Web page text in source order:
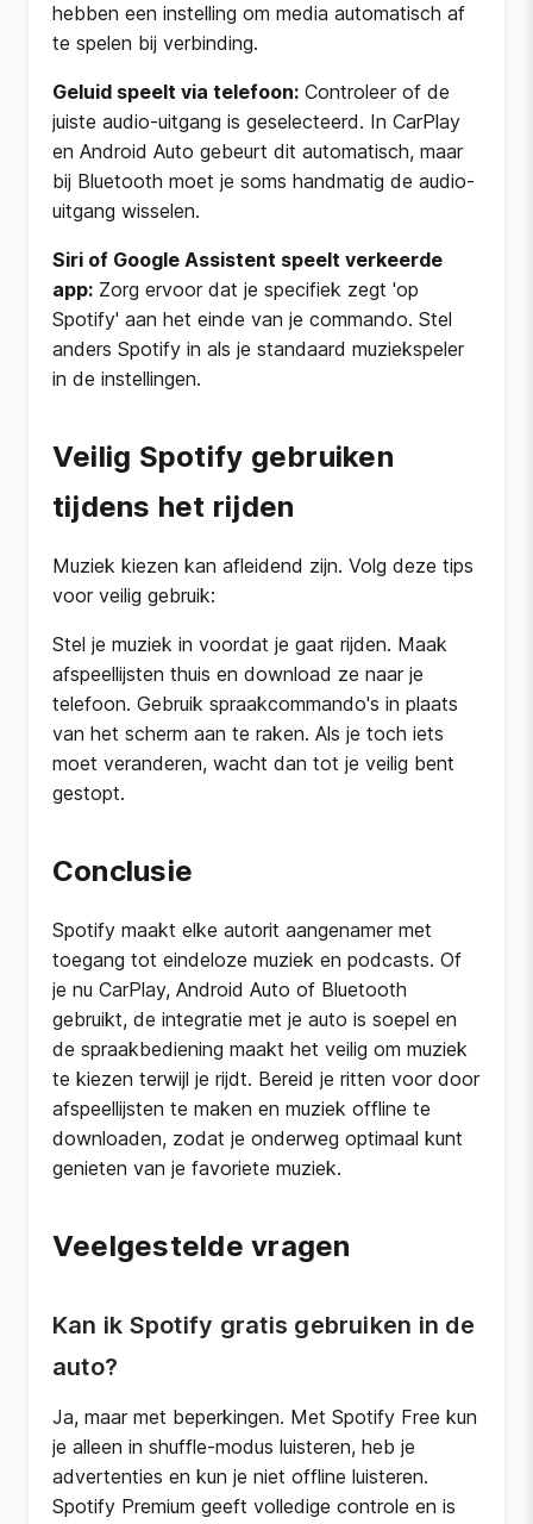
hebben een instelling om media automatisch af
te spelen bij verbinding.
Geluid speelt via telefoon: Controleer of de
juiste audio-uitgang is geselecteerd. In CarPlay
en Android Auto gebeurt dit automatisch, maar
bij Bluetooth moet je soms handmatig de audio-
uitgang wisselen.
Siri of Google Assistent speelt verkeerde
app: Zorg ervoor dat je specifiek zegt 'op
Spotify' aan het einde van je commando. Stel
anders Spotify in als je standaard muziekspeler
in de instellingen.
Veilig Spotify gebruiken
tijdens het rijden
Muziek kiezen kan afleidend zijn. Volg deze tips
voor veilig gebruik:
Stel je muziek in voordat je gaat rijden. Maak
afspeellijsten thuis en download ze naar je
telefoon. Gebruik spraakcommando's in plaats
van het scherm aan te raken. Als je toch iets
moet veranderen, wacht dan tot je veilig bent
gestopt.
Conclusie
Spotify maakt elke autorit aangenamer met
toegang tot eindeloze muziek en podcasts. Of
je nu CarPlay, Android Auto of Bluetooth
gebruikt, de integratie met je auto is soepel en
de spraakbediening maakt het veilig om muziek
te kiezen terwijl je rijdt. Bereid je ritten voor door
afspeellijsten te maken en muziek offline te
downloaden, zodat je onderweg optimaal kunt
genieten van je favoriete muziek.
Veelgestelde vragen
Kan ik Spotify gratis gebruiken in de
auto?
Ja, maar met beperkingen. Met Spotify Free kun
je alleen in shuffle-modus luisteren, heb je
advertenties en kun je niet offline luisteren.
Spotify Premium geeft volledige controle en is